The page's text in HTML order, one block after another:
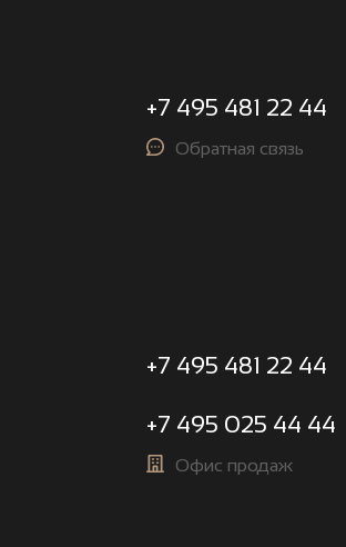
+7 495 481 22 44
Обратная связь
+7 495 481 22 44
+7 495 025 44 44
Офис продаж